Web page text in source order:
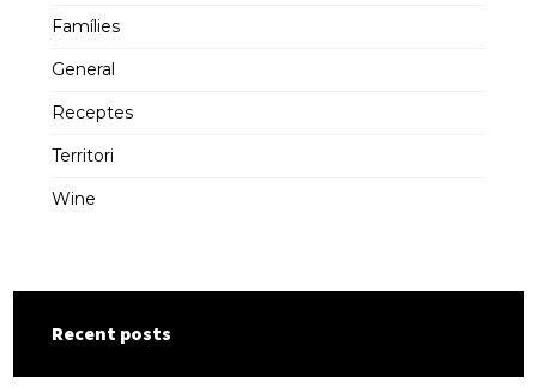
Famílies
General
Receptes
Territori
Wine
Recent posts